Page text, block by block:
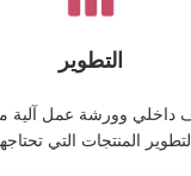
التطوير
لتطوير المنتجات التي